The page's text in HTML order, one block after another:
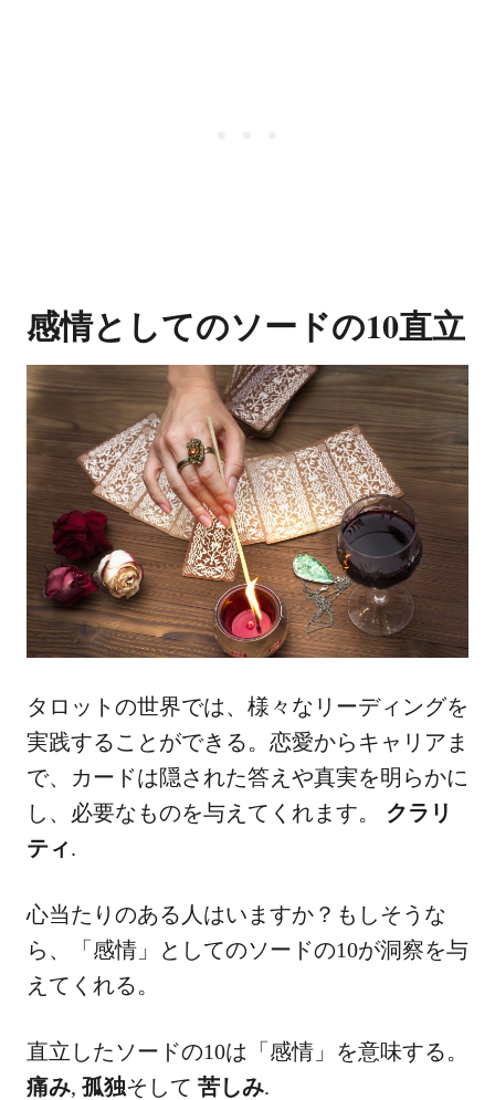
感情としてのソードの10直立
タロットの世界では、様々なリーディングを
実践することができる。恋愛からキャリアま
で、カードは隠された答えや真実を明らかに
し、必要なものを与えてくれます。 クラリ
ティ.
心当たりのある人はいますか？もしそうな
ら、「感情」としてのソードの10が洞察を与
えてくれる。
直立したソードの10は「感情」を意味する。
痛み, 孤独そして 苦しみ.